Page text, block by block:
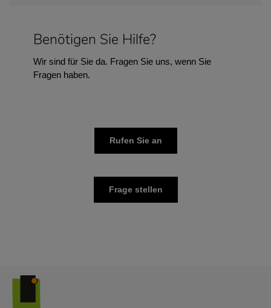
Benötigen Sie Hilfe?
Wir sind für Sie da. Fragen Sie uns, wenn Sie
Fragen haben.
Rufen Sie an
Frage stellen